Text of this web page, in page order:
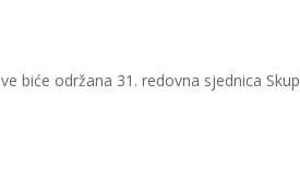
biće održana 31. redovna sjednica